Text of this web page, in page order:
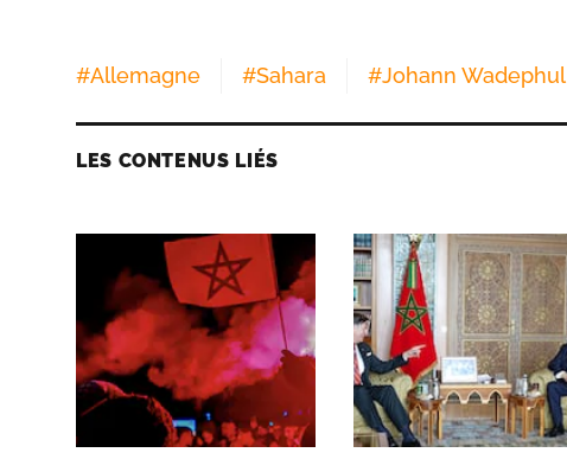
#Allemagne #Sahara #Johann Wadephul
LES CONTENUS LIÉS